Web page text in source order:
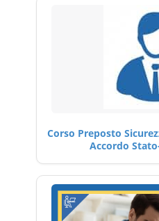
Corso Preposto
Accordo